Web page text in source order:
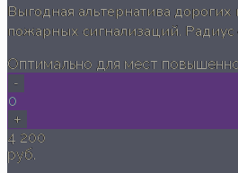
Выгодная альтернатива
пожарных сигнализаций. Радиус
Оптимально для мест
-
0
+
4 200
руб.